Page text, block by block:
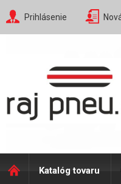
Prihlásenie
Katalóg tovaru